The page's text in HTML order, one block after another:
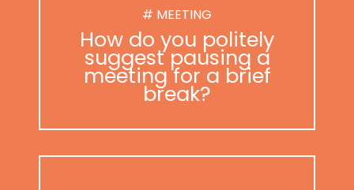
# MEETING
How do you politely
suggest pausing a
meeting for a brief
break?